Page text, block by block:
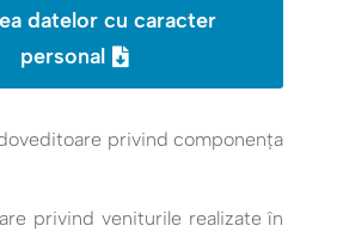
datelor cu caracter
personal
privind componenţa
privind veniturile realizate în